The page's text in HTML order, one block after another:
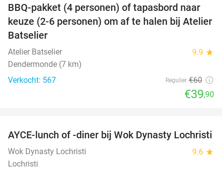
34%
BBQ-pakket (4 personen) of tapasbord naar
keuze (2-6 personen) om af te halen bij Atelier
Batselier
Atelier Batselier 9.9 star
Dendermonde (7 km)
Verkocht: 567
Regulier €60
€39,90
17%
AYCE-lunch of -diner bij Wok Dynasty Lochristi
Wok Dynasty Lochristi 9.6 star
Lochristi